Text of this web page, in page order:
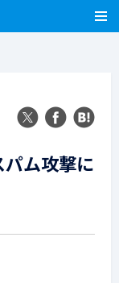
ム攻撃に